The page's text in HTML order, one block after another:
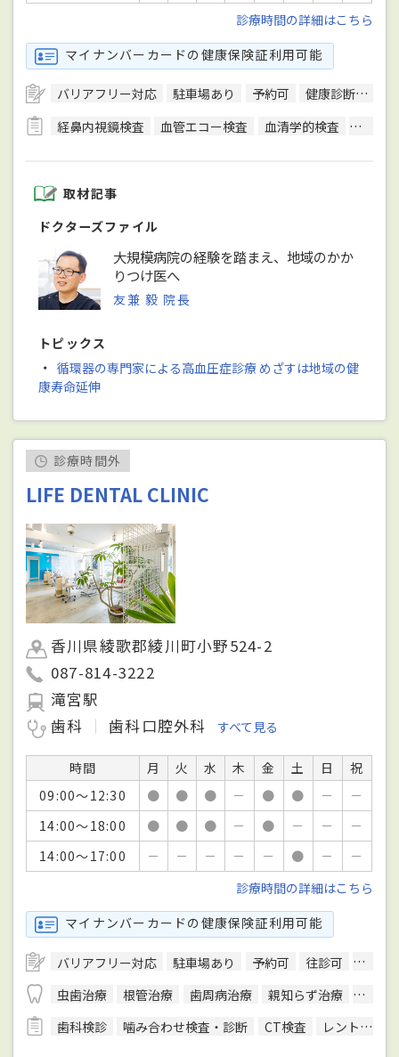
診療時間の詳細はこちら
マイナンバーカードの健康保険証利用可能
バリアフリー対応 駐車場あり 予約可 健康診断対応
経鼻内視鏡検査
血管エコー検査 血清学的検査 呼吸機
取材記事
ドクターズファイル
大規模病院の経験を踏まえ、地域のかか
りつけ医へ
友兼 毅 院長
トピックス
・ 循環器の専門家による高血圧症診療 めざすは地域の健
康寿命延伸
診療時間外
LIFE DENTAL CLINIC
香川県綾歌郡綾川町小野524-2
087-814-3222
滝宮駅
歯科
歯科口腔外科 すべて見る
時間 月 火 水 木 金 土 日
祝
09:00～12:30
● ● ● － ● ● －
－
14:00～18:00
● ● ● － ● － －
－
14:00～17:00
－ － － － － ● －
－
診療時間の詳細はこちら
マイナンバーカードの健康保険証利用可能
バリアフリー対応 駐車場あり 予約可 往診可
クレ
虫歯治療
根管治療 歯周病治療 親知らず治療
顎関
歯科検診
噛み合わせ検査・診断 CT検査 レントゲン検査